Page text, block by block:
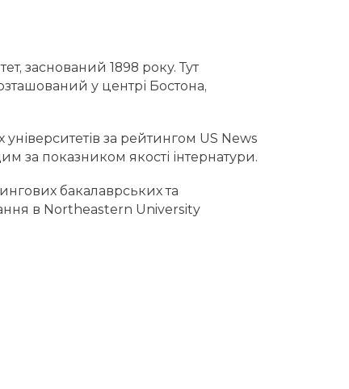
заснований 1898 року. Тут
у центрі Бостона,
за рейтингом US News
за показником якості інтернатури.
бакалаврських та
в Northeastern University